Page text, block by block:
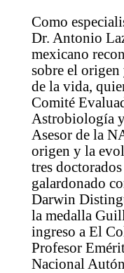
Como
Dr. Antonio
mexicano
sobre el
de la vida,
Comité
Astrobiología
Asesor de la
origen y la
tres
galardonado
Darwin
la medalla
ingreso a El
Profesor
Nacional